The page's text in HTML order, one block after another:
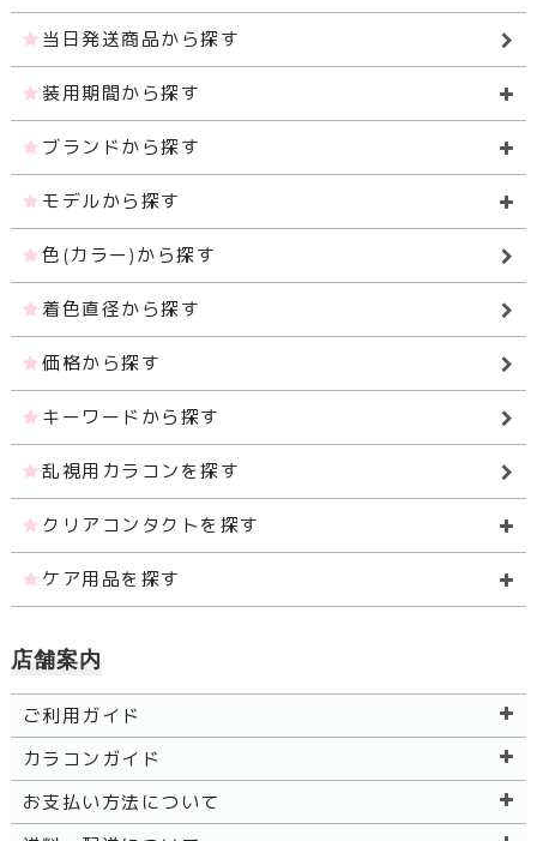
当日発送商品から探す
装用期間から探す
ブランドから探す
モデルから探す
色(カラー)から探す
着色直径から探す
価格から探す
キーワードから探す
乱視用カラコンを探す
クリアコンタクトを探す
ケア用品を探す
店舗案内
ご利用ガイド
カラコンガイド
お支払い方法について